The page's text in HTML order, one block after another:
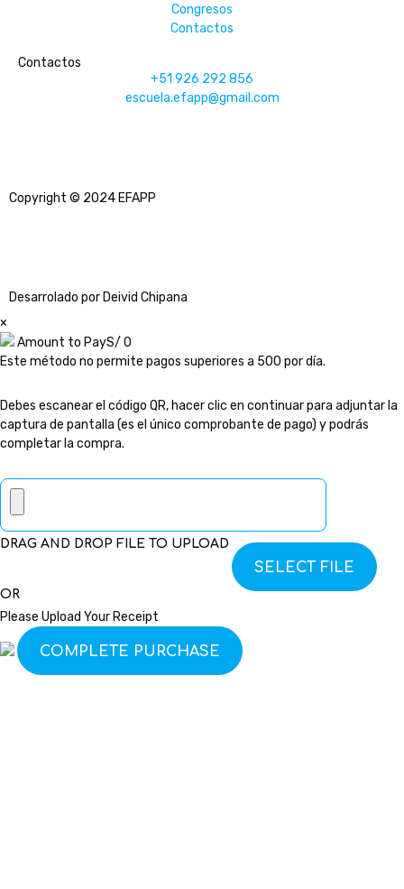
Congresos
Contactos
Contactos
+51 926 292 856
escuela.efapp@gmail.com
Copyright © 2024 EFAPP
Desarrolado por Deivid Chipana
×
Amount to PayS/ 0
Este método no permite pagos superiores a 500 por día.
Debes escanear el código QR, hacer clic en continuar para adjuntar la
captura de pantalla (es el único comprobante de pago) y podrás
completar la compra.
DRAG AND DROP FILE TO UPLOAD
OR
SELECT FILE
Please Upload Your Receipt